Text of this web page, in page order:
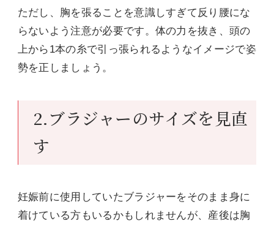
ただし、胸を張ることを意識しすぎて反り腰にな
らないよう注意が必要です。体の力を抜き、頭の
上から1本の糸で引っ張られるようなイメージで姿
勢を正しましょう。
2.ブラジャーのサイズを見直
す
妊娠前に使用していたブラジャーをそのまま身に
着けている方もいるかもしれませんが、産後は胸